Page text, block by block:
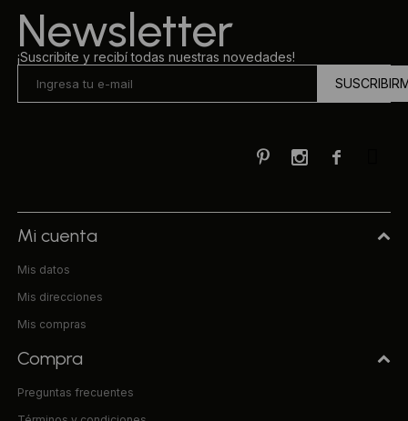
Newsletter
¡Suscribite y recibí todas nuestras novedades!

 
Mi cuenta
Mis datos
Mis direcciones
Mis compras
Compra
Preguntas frecuentes